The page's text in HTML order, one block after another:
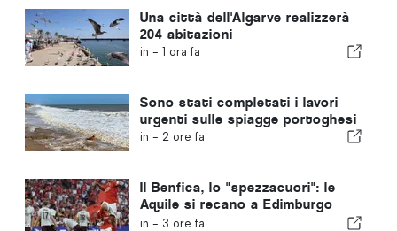
Una città dell'Algarve realizzerà
204 abitazioni
in - 1 ora fa
Sono stati completati i lavori
urgenti sulle spiagge portoghesi
in - 2 ore fa
Il Benfica, lo "spezzacuori": le
Aquile si recano a Edimburgo
con un piede già nella fase
in - 3 ore fa